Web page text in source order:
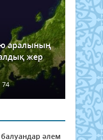
аралының
жер
74
әлем